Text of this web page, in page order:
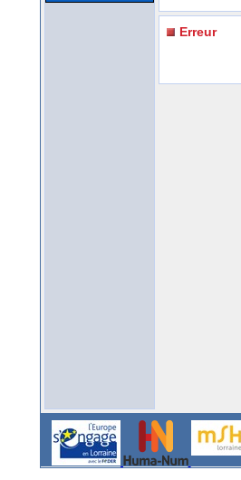
Erreur